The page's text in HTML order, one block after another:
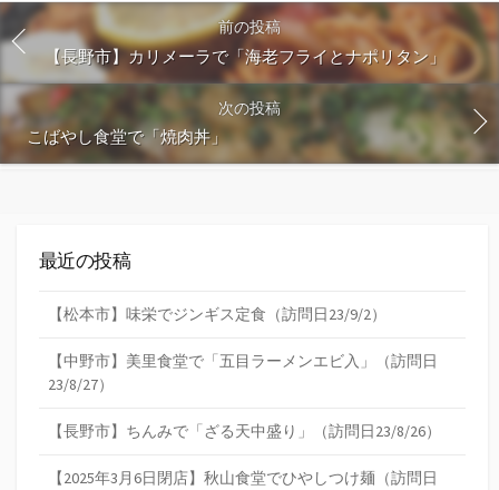
前の投稿
【長野市】カリメーラで「海老フライとナポリタン」
次の投稿
こばやし食堂で「焼肉丼」
最近の投稿
【松本市】味栄でジンギス定食（訪問日23/9/2）
【中野市】美里食堂で「五目ラーメンエビ入」（訪問日
23/8/27）
【長野市】ちんみで「ざる天中盛り」（訪問日23/8/26）
【2025年3月6日閉店】秋山食堂でひやしつけ麺（訪問日